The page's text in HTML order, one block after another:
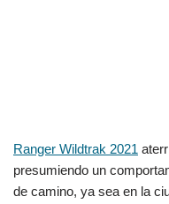
Ranger Wildtrak 2021
presumiendo un
de camino, ya sea en la